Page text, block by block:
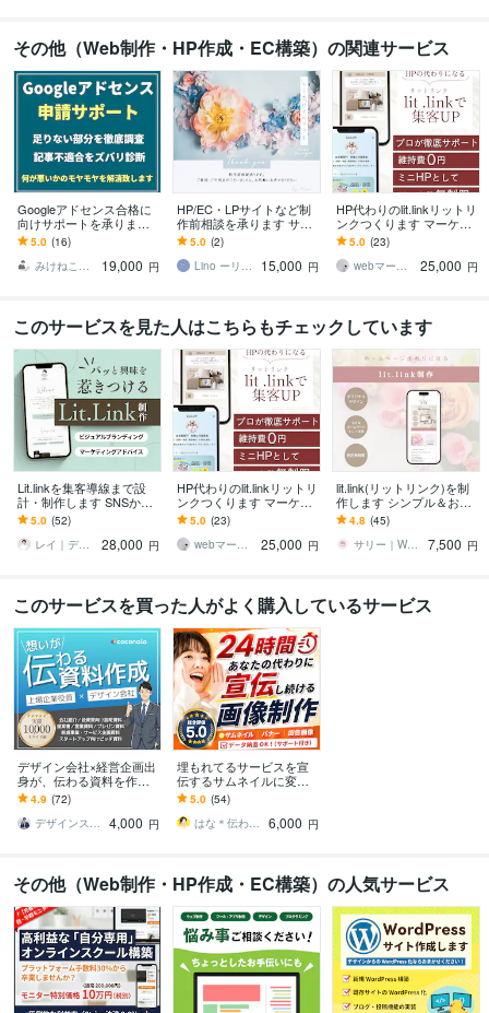
その他（Web制作・HP作成・EC構築）の関連サービス
Googleアドセンス合格に
向けサポートを承ります
不合格の原因究明・サイ
ト監査・記事修正案など
他項目のレポート
5.0 (16)
みけねこデザイン
19,000 円
HP/EC・LPサイトなど制
作前相談を承ります サイ
ト構成・設計・SEO対
策・戦略アドバイスなど
5.0 (2)
Lino ーリノー
15,000 円
HP代わりのlit.linkリットリ
ンクつくります マーケテ
ィング×デザインで集客効
果UP！
5.0 (23)
webマーケターMegu
25,000 円
このサービスを見た人はこちらもチェックしています
Lit.linkを集客導線まで設
計・制作します SNSから
問い合わせ・購入につな
がる導線を整えます
5.0 (52)
レイ｜デザインするマーケター
28,000 円
HP代わりのlit.linkリットリ
ンクつくります マーケテ
ィング×デザインで集客効
果UP！
5.0 (23)
webマーケターMegu
25,000 円
lit.link(リットリンク)を制
作します シンプル＆おし
ゃれ♪ホームページ代わり
になる◎
4.8 (45)
サリー｜Webデザイン＆動画制作
7,500 円
このサービスを買った人がよく購入しているサービス
デザイン会社×経営企画出
身が、伝わる資料を作り
ます 資料の意図を共有
し、伝わる資料を共につ
くるパートナーです
4.9 (72)
デザインスタジオAtoZ
4,000 円
埋もれてるサービスを宣
伝するサムネイルに変え
ます 【事業主の方】内容
を整理して、魅力が伝わ
るサムネをご提案！
5.0 (54)
はな＊伝わる形に整えるデザイン秘書
6,000 円
その他（Web制作・HP作成・EC構築）の人気サービス